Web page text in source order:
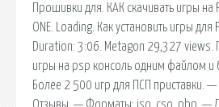
Прошивки для. КАК скачивать игры на
ONE. Loading. Как установить игры
Duration: 3:06. Metagon 29,327 views.
игры на psp консоль одним файлом и
Более 2 500 игр для ПСП приставки.
Отзывы. — Форматы: iso, cso, pbp. —